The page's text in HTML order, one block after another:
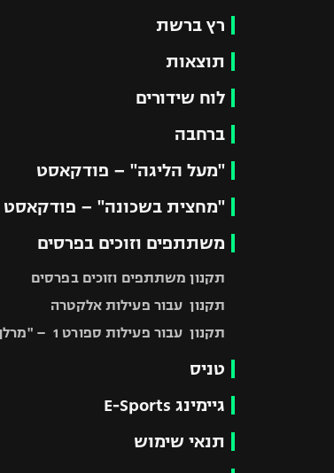
רץ ברשת
תוצאות
לוח שידורים
ברחבה
"מעל הליגה" – פודקאסט
"מחצית בשכונה" – פודקאסט
משתתפים וזוכים בפרסים
תקנון משתתפים וזוכים בפרסים
תקנון עבור פעילות אלקטרה
תקנון עבור פעילות ספורט 1 – "מרלן"
טניס
גיימינג E-Sports
תנאי שימוש